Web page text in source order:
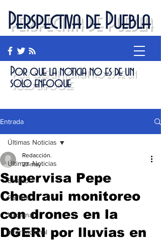
Perspectiva de Puebla
Por que la noticia no es de un
solo enfoque
Entrada
Últimas Noticias
Estado
Política
Nacional
Internacional
Últimas Noticias
Supervisa Pepe
Chedraui monitoreo
con drones en la
DGERI por lluvias en
Redacción.
27 may